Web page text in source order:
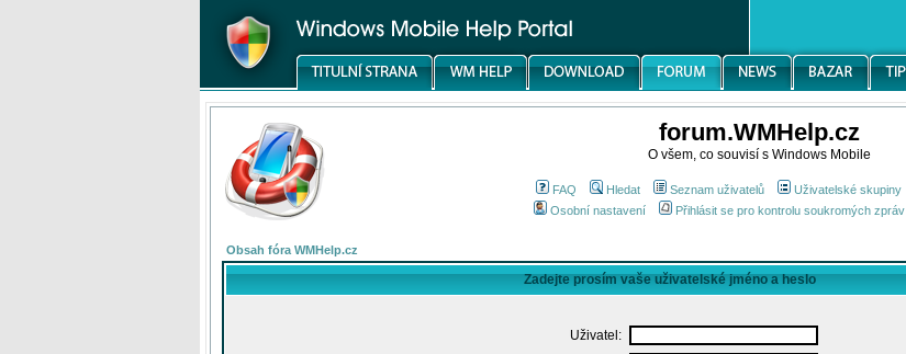
forum.WMHelp.cz
O všem, co souvisí s Windows Mobile
FAQ Hledat Seznam uživatelů Uživatelské skupiny
Osobní nastavení
Přihlásit se pro kontrolu soukromých zpráv
Obsah fóra WMHelp.cz
Zadejte prosím vaše uživatelské jméno a heslo
Uživatel: